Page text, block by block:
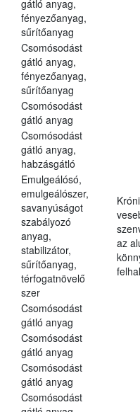
gátló anyag,
fényezőanyag,
sűrítőanyag
Csomósodást
gátló anyag,
fényezőanyag,
sűrítőanyag
Csomósodást
gátló anyag
Csomósodást
gátló anyag,
habzásgátló
Emulgeálósó,
emulgeálószer,
savanyúságot
szabályozó
anyag,
stabilizátor,
sűrítőanyag,
térfogatnövelő
szer
az
Csomósodást
gátló anyag
Csomósodást
gátló anyag
Csomósodást
gátló anyag
Csomósodást